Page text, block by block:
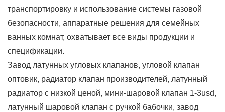
транспортировку и использование системы газовой
безопасности, аппаратные решения для семейных
ванных комнат, охватывает все виды продукции и
спецификации.
Завод латунных угловых клапанов, угловой клапан
оптовик, радиатор клапан производителей, латунный
радиатор с низкой ценой, мини-шаровой клапан 1-3usd,
латунный шаровой клапан с ручкой бабочки, завод